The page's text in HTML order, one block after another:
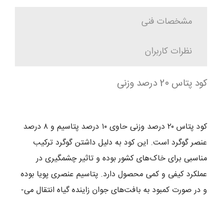
مشخصات فنی
نظرات کاربران
کود پتاس 20 درصد وزنی
کود پتاس ۲۰ درصد وزنی حاوی ۱۰ درصد پتاسیم و ۸ درصد
عنصر گوگرد است. این کود به دلیل داشتن گوگرد ترکیب
مناسبی برای خاک‌­های کشور بوده و تاثیر چشمگیری در
عملکرد کیفی و کمی محصول دارد. پتاسیم عنصری پویا بوده
و در صورت کمبود به بافت­‌های جوان زاینده گیاه انتقال می‌­